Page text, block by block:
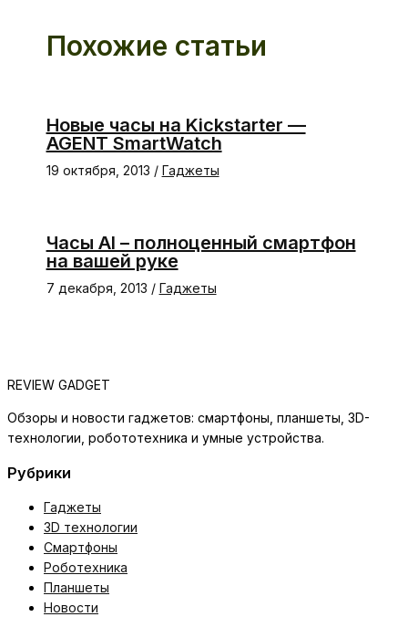
Похожие статьи
Новые часы на Kickstarter —
AGENT SmartWatch
19 октября, 2013 / Гаджеты
Часы AI – полноценный смартфон
на вашей руке
7 декабря, 2013 / Гаджеты
REVIEW GADGET
Обзоры и новости гаджетов: смартфоны, планшеты, 3D-
технологии, робототехника и умные устройства.
Рубрики
Гаджеты
3D технологии
Смартфоны
Роботехника
Планшеты
Новости